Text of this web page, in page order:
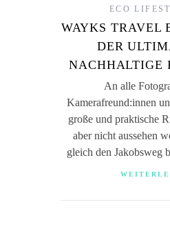
ECO
WAYKS TRAVEL
DER
NACHHALTIGE
An alle
Kamerafreund:innen
große und praktische
aber nicht aussehen
gleich den Jakobsweg